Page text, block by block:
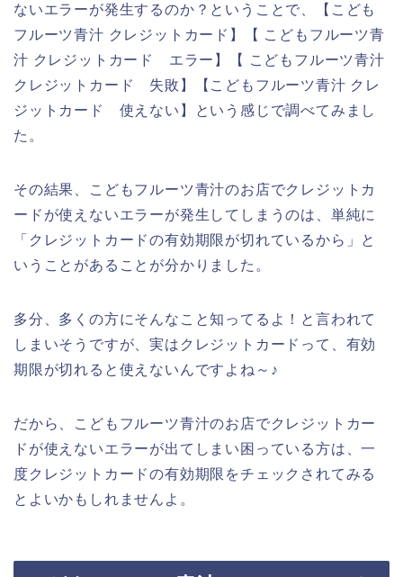
ないエラーが発生するのか？ということで、【こども
フルーツ青汁 クレジットカード】【 こどもフルーツ青
汁 クレジットカード エラー】【 こどもフルーツ青汁
クレジットカード 失敗】【こどもフルーツ青汁 クレ
ジットカード 使えない】という感じで調べてみまし
た。
その結果、こどもフルーツ青汁のお店でクレジットカ
ードが使えないエラーが発生してしまうのは、単純に
「クレジットカードの有効期限が切れているから」と
いうことがあることが分かりました。
多分、多くの方にそんなこと知ってるよ！と言われて
しまいそうですが、実はクレジットカードって、有効
期限が切れると使えないんですよね～♪
だから、こどもフルーツ青汁のお店でクレジットカー
ドが使えないエラーが出てしまい困っている方は、一
度クレジットカードの有効期限をチェックされてみる
とよいかもしれませんよ。